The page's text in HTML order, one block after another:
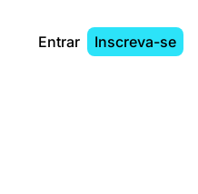
Entrar Inscreva-se